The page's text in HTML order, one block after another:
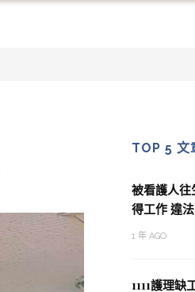
TOP 5 文
被看護人
得工作 違
1 年 AGO
1111護理